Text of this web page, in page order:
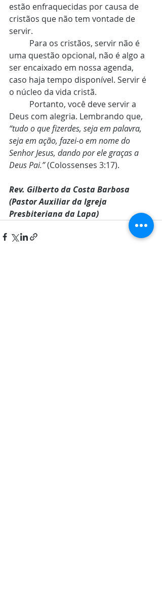
estão enfraquecidas por causa de
cristãos que não tem vontade de
servir.
uma questão opcional, não é algo a
ser encaixado em nossa agenda,
caso haja tempo disponível. Servir é
o núcleo da vida cristã.
Deus com alegria. Lembrando que,
“tudo o que fizerdes, seja em palavra,
seja em ação, fazei-o em nome do
Senhor Jesus, dando por ele graças a
Deus Pai.” (Colossenses 3:17).
Rev. Gilberto da Costa Barbosa
(Pastor Auxiliar da Igreja
Presbiteriana da Lapa)